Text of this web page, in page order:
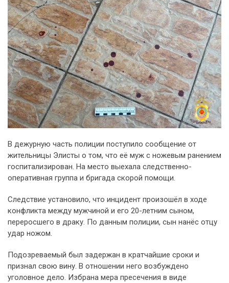
В дежурную часть полиции поступило сообщение от
жительницы Элисты о том, что её муж с ножевым ранением
госпитализирован. На место выехала следственно-
оперативная группа и бригада скорой помощи.
Следствие установило, что инцидент произошёл в ходе
конфликта между мужчиной и его 20-летним сыном,
переросшего в драку. По данным полиции, сын нанёс отцу
удар ножом.
Подозреваемый был задержан в кратчайшие сроки и
признал свою вину. В отношении него возбуждено
уголовное дело. Избрана мера пресечения в виде